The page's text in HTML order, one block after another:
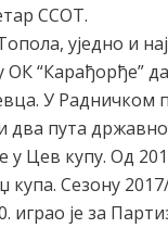
ССОТ.
уједно и
ОК “Карађорђе”
У Радничком
два пута
Цев купу. Од
Сезону
је за